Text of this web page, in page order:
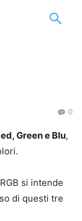
0
Green e Blu,
si intende
di questi tre